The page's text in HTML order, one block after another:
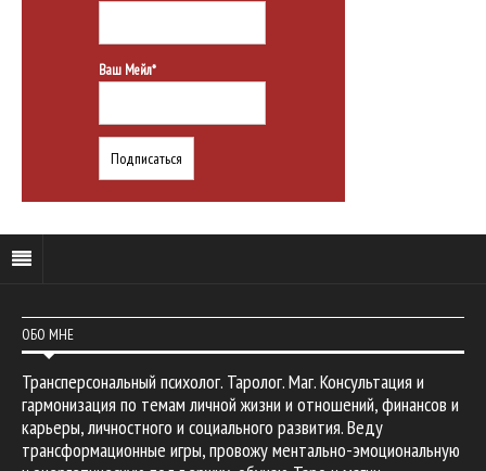
Ваш Мейл*
ОБО МНЕ
Трансперсональный психолог. Таролог. Маг. Консультация и
гармонизация по темам личной жизни и отношений, финансов и
карьеры, личностного и социального развития. Веду
трансформационные игры, провожу ментально-эмоциональную